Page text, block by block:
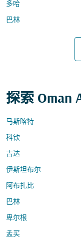
多哈
巴林
探索 Oman
马斯喀特
科钦
吉达
伊斯坦布尔
阿布扎比
巴林
卑尔根
孟买